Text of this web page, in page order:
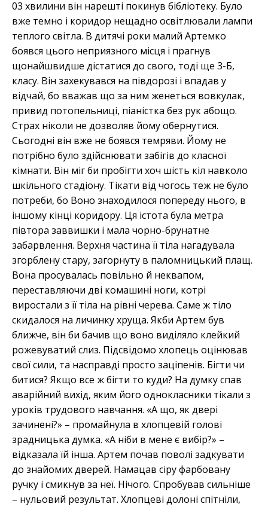
03 хвилини він нарешті покинув бібліотеку. Було
вже темно і коридор нещадно освітлювали лампи
теплого світла. В дитячі роки малий Артемко
боявся цього неприязного місця і прагнув
щонайшвидше дістатися до свого, тоді ще 3-Б,
класу. Він захекувався на півдорозі і впадав у
відчай, бо вважав що за ним женеться вовкулак,
привид потопельниці, піаністка без рук абощо.
Страх ніколи не дозволяв йому обернутися.
Сьогодні він вже не боявся темряви. Йому не
потрібно було здійснювати забігів до класної
кімнати. Він міг би пробігти хоч шість кіл навколо
шкільного стадіону. Тікати від чогось теж не було
потреби, бо Воно знаходилося попереду нього, в
іншому кінці коридору. Ця істота була метра
півтора заввишки і мала чорно-брунатне
забарвлення. Верхня частина її тіла нагадувала
згорблену стару, загорнуту в паломницький плащ.
Вона просувалась повільно й неквапом,
переставляючи дві комашині ноги, котрі
виростали з її тіла на рівні черева. Саме ж тіло
скидалося на личинку хруща. Якби Артем був
ближче, він би бачив що воно виділяло клейкий
рожевуватий слиз. Підсвідомо хлопець оцінював
свої сили, та насправді просто заціпенів. Бігти чи
битися? Якщо все ж бігти то куди? На думку спав
аварійний вихід, яким його однокласники тікали з
уроків трудового навчання. «А що, як двері
зачинені?» – промайнула в хлопцевій голові
зрадницька думка. «А ніби в мене є вибір?» –
відказала їй інша. Артем почав поволі задкувати
до знайомих дверей. Намацав сіру фарбовану
ручку і смикнув за неї. Нічого. Спробував сильніше
– нульовий результат. Хлопцеві долоні спітніли,